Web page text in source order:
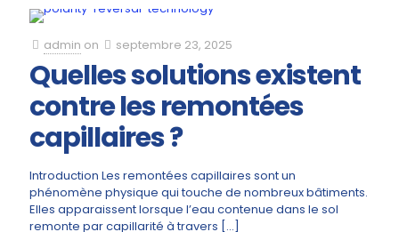
admin on septembre 23, 2025
Quelles solutions existent
contre les remontées
capillaires ?
Introduction Les remontées capillaires sont un
phénomène physique qui touche de nombreux bâtiments.
Elles apparaissent lorsque l’eau contenue dans le sol
remonte par capillarité à travers […]